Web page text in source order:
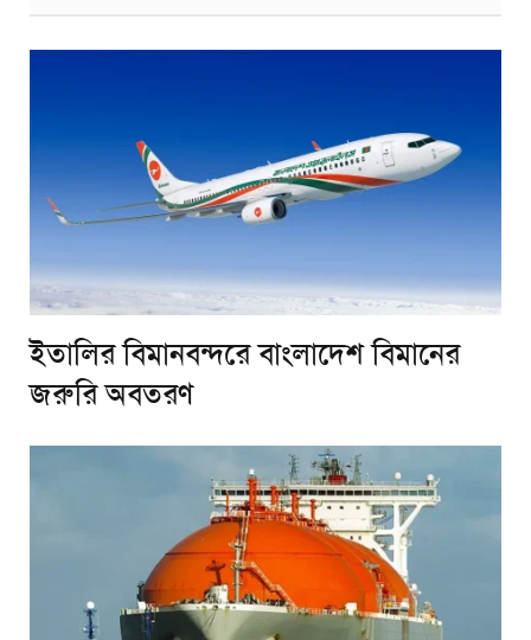
ইতালির বিমানবন্দরে বাংলাদেশ বিমানের
জরুরি অবতরণ